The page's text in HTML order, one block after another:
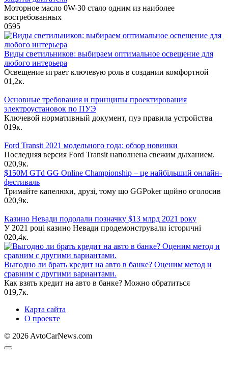
Моторное масло 0W-30 стало одним из наиболее
востребованных
0595
Виды светильников: выбираем оптимальное освещение для
любого интерьера
Освещение играет ключевую роль в создании комфортной
01,2к.
Основные требования и принципы проектирования
электроустановок по ПУЭ
Ключевой нормативный документ, пуэ правила устройства
019к.
Ford Transit 2021 модельного года: обзор новинки
Последняя версия Ford Transit наполнена свежим дыханием.
020,9к.
$150M GTd GG Online Championship – це найбільший онлайн-
фестиваль
Тримайте капелюхи, друзі, тому що GGPoker щойно оголосив
020,9к.
Казино Невади подолали позначку $13 млрд 2021 року
У 2021 році казино Невади продемонстрували історичні
020,4к.
Выгодно ли брать кредит на авто в банке? Оценим метод и
сравним с другими вариантами.
Как взять кредит на авто в банке? Можно обратиться
019,7к.
Карта сайта
О проекте
© 2026 AvtoCarNews.com